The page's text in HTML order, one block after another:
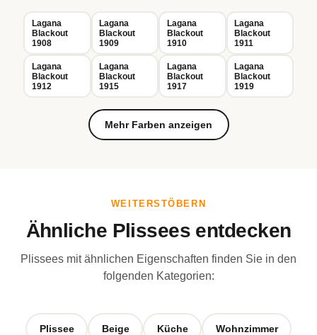
Lagana
Blackout
1908
Lagana
Blackout
1909
Lagana
Blackout
1910
Lagana
Blackout
1911
Lagana
Blackout
1912
Lagana
Blackout
1915
Lagana
Blackout
1917
Lagana
Blackout
1919
Mehr Farben anzeigen
WEITERSTÖBERN
Ähnliche Plissees entdecken
Plissees mit ähnlichen Eigenschaften finden Sie in den
folgenden Kategorien:
Plissee Beige Küche Wohnzimmer